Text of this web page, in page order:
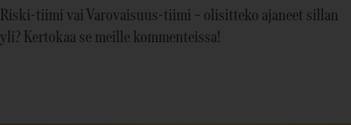
Riski-tiimi vai Varovaisuus-tiimi – olisitteko ajaneet sillan
yli? Kertokaa se meille kommenteissa!